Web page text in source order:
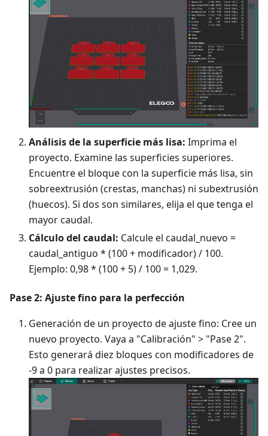
Análisis de la superficie más lisa: Imprima el
proyecto. Examine las superficies superiores.
Encuentre el bloque con la superficie más lisa, sin
sobreextrusión (crestas, manchas) ni subextrusión
(huecos). Si dos son similares, elija el que tenga el
mayor caudal.
Cálculo del caudal: Calcule el caudal_nuevo =
caudal_antiguo * (100 + modificador) / 100.
Ejemplo: 0,98 * (100 + 5) / 100 = 1,029.
Pase 2: Ajuste fino para la perfección
Generación de un proyecto de ajuste fino: Cree un
nuevo proyecto. Vaya a "Calibración" > "Pase 2".
Esto generará diez bloques con modificadores de
-9 a 0 para realizar ajustes precisos.